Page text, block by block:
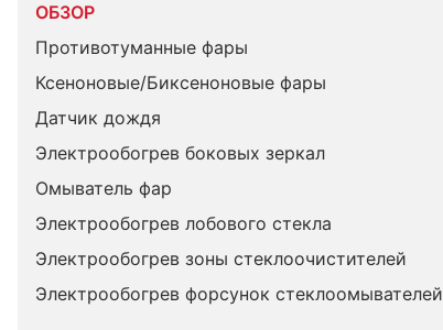
ОБЗОР
Противотуманные фары
Ксеноновые/Биксеноновые фары
Датчик дождя
Электрообогрев боковых зеркал
Омыватель фар
Электрообогрев лобового стекла
Электрообогрев зоны стеклоочистителей
Электрообогрев форсунок стеклоомывателей